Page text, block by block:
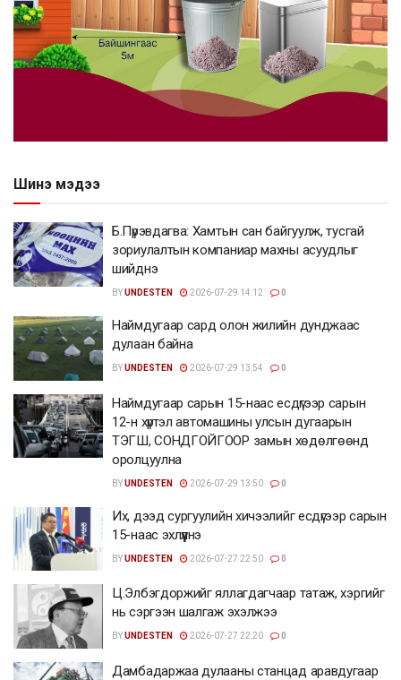
Шинэ мэдээ
Б.Пүрэвдагва: Хамтын сан байгуулж, тусгай
зориулалтын компаниар махны асуудлыг
шийднэ
BYUNDESTEN 2026-07-29 14:12 0
Наймдугаар сард олон жилийн дунджаас
дулаан байна
BYUNDESTEN 2026-07-29 13:54 0
Наймдугаар сарын 15-наас есдүгээр сарын
12-н хүртэл автомашины улсын дугаарын
ТЭГШ, СОНДГОЙГООР замын хөдөлгөөнд
оролцуулна
BYUNDESTEN 2026-07-29 13:50 0
Их, дээд сургуулийн хичээлийг есдүгээр сарын
15-наас эхлүүлнэ
BYUNDESTEN 2026-07-27 22:50 0
Ц.Элбэгдоржийг яллагдагчаар татаж, хэргийг
нь сэргээн шалгаж эхэлжээ
BYUNDESTEN 2026-07-27 22:20 0
Дамбадаржаа дулааны станцад аравдугаар